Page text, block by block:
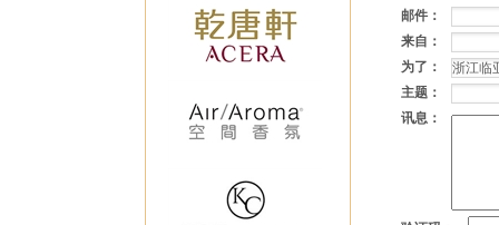
邮件：
来自：
为了：
主题：
讯息：